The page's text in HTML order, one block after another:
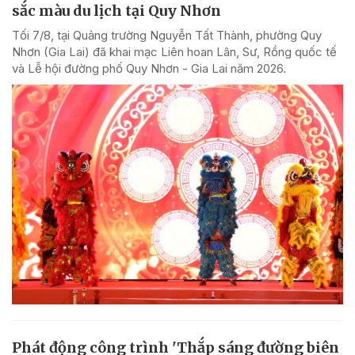
sắc màu du lịch tại Quy Nhơn
Tối 7/8, tại Quảng trường Nguyễn Tất Thành, phường Quy
Nhơn (Gia Lai) đã khai mạc Liên hoan Lân, Sư, Rồng quốc tế
và Lễ hội đường phố Quy Nhơn - Gia Lai năm 2026.
Phát động công trình 'Thắp sáng đường biên